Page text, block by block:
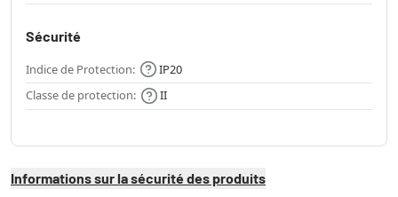
Sécurité
Indice de Protection:
IP20
Classe de protection:
II
Informations sur la sécurité des produits